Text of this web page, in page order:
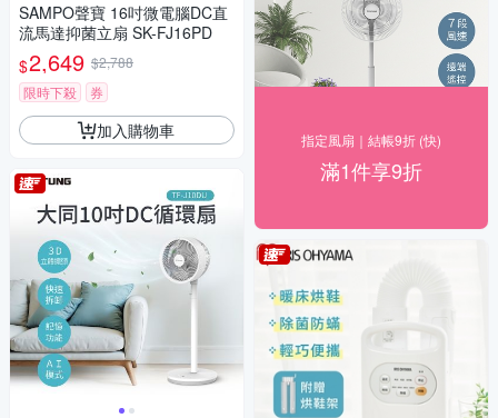
SAMPO聲寶 16吋微電腦DC直
流馬達抑菌立扇 SK-FJ16PD
$2,649 $2,788
限時下殺
券
加入購物車 指定風扇｜結帳9折 (快)
滿1件享9折